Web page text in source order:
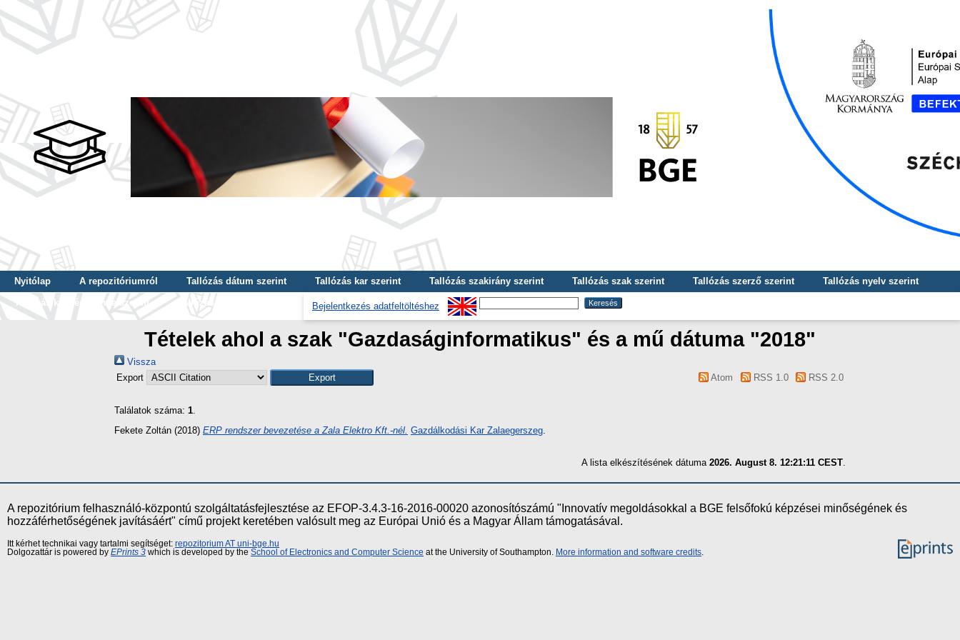
Nyitólap A repozitóriumról Tallózás dátum szerint Tallózás kar szerint Tallózás szakirány szerint Tallózás szak szerint Tallózás szerző szerint
Tallózás nyelv szerint
Tallózás képzés szintje szerint
Tallózás kulcsszó szerint Bejelentkezés adatfeltöltéshez
Tételek ahol a szak "Gazdaságinformatikus" és a mű dátuma "2018"
Vissza
Export
Atom RSS 1.0 RSS 2.0
Találatok száma: 1.
Fekete Zoltán (2018) ERP rendszer bevezetése a Zala Elektro Kft.-nél. Gazdálkodási Kar Zalaegerszeg
A lista elkészítésének dátuma 2026. August 8. 12:21:11 CEST
A repozitórium felhasználó-központú szolgáltatásfejlesztése az EFOP-3.4.3-16-2016-00020 azonosítószámú "Innovatív megoldásokkal a BGE felsőfokú képzései minőségének és
hozzáférhetőségének javításáért" című projekt keretében valósult meg az Európai Unió és a Magyar Állam támogatásával.
Itt kérhet technikai vagy tartalmi segítséget: repozitorium AT uni-bge.hu
Dolgozattár is powered by EPrints 3 which is developed by the School of Electronics and Computer Science at the University of Southampton. More information and software credits